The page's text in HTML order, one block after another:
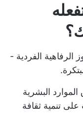
الرفاهية الفردية -
تنمية ثقافة